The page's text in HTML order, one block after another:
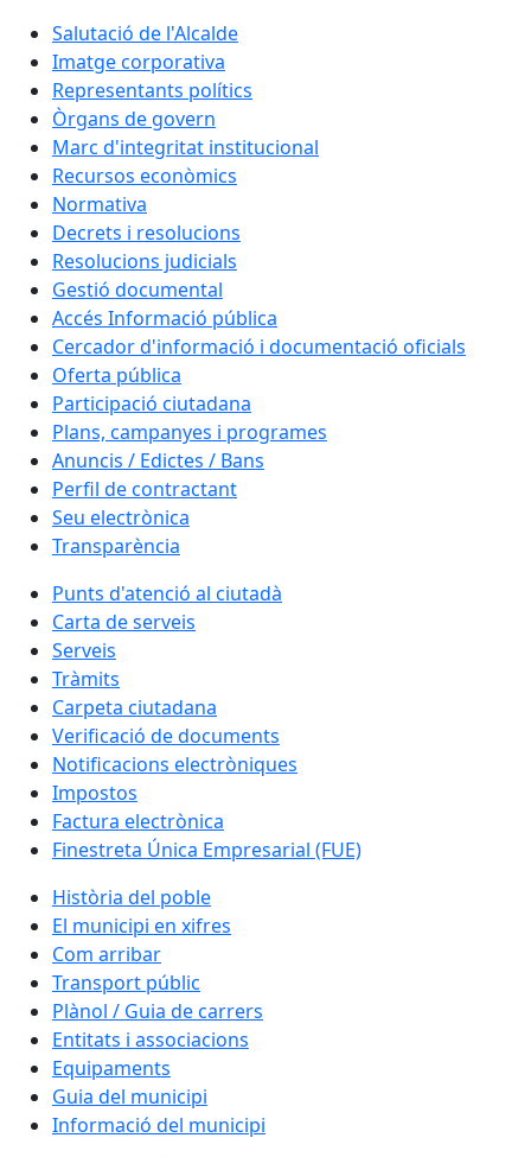
Salutació de l'Alcalde
Imatge corporativa
Representants polítics
Òrgans de govern
Marc d'integritat institucional
Recursos econòmics
Normativa
Decrets i resolucions
Resolucions judicials
Gestió documental
Accés Informació pública
Cercador d'informació i documentació oficials
Oferta pública
Participació ciutadana
Plans, campanyes i programes
Anuncis / Edictes / Bans
Perfil de contractant
Seu electrònica
Transparència
Punts d'atenció al ciutadà
Carta de serveis
Serveis
Tràmits
Carpeta ciutadana
Verificació de documents
Notificacions electròniques
Impostos
Factura electrònica
Finestreta Única Empresarial (FUE)
Història del poble
El municipi en xifres
Com arribar
Transport públic
Plànol / Guia de carrers
Entitats i associacions
Equipaments
Guia del municipi
Informació del municipi